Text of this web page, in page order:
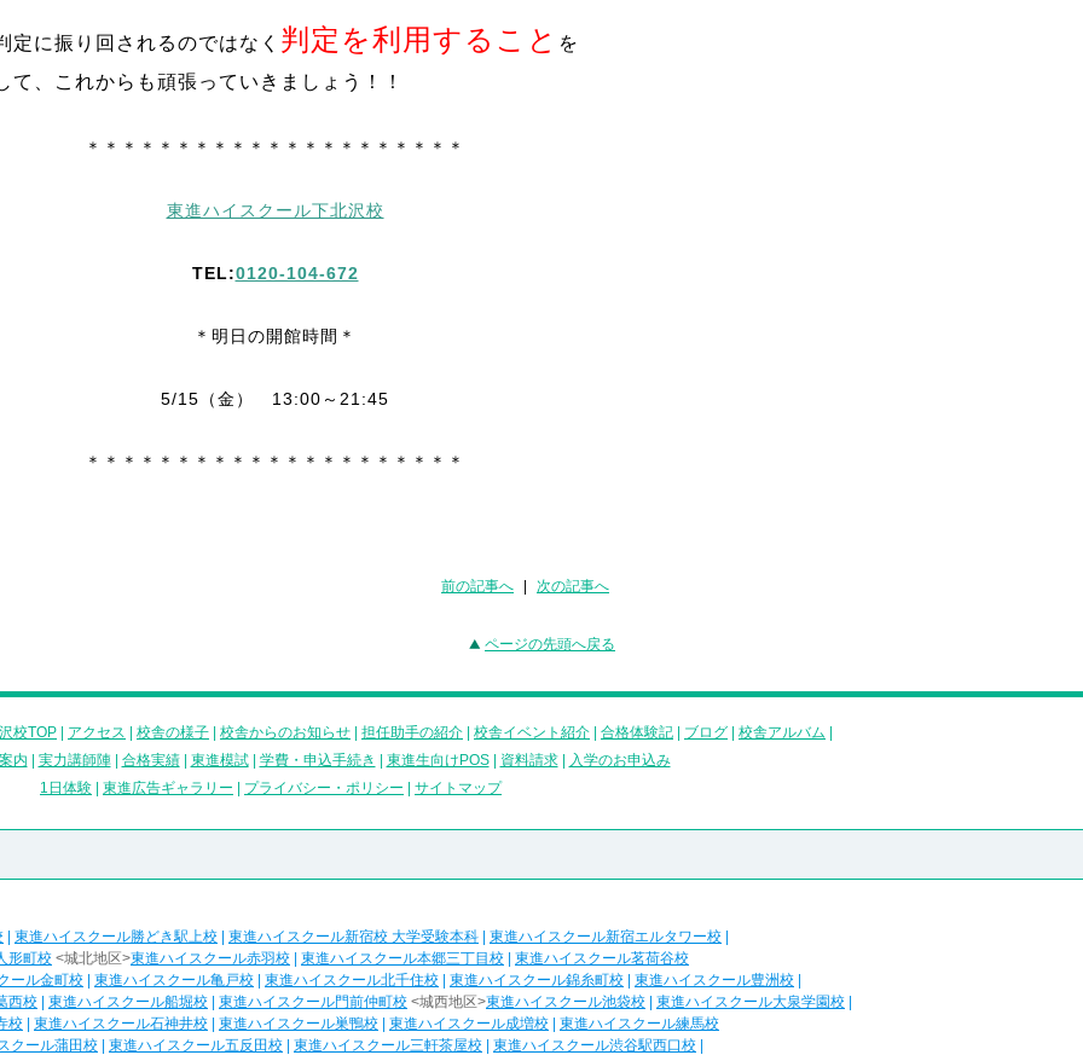
定に振り回されるのではなく 判定を利用すること を
て、これからも頑張っていきましょう！！
＊＊＊＊＊＊＊＊＊＊＊＊＊＊＊＊＊＊＊＊＊
東進ハイスクール下北沢校
TEL:0120-104-672
＊明日の開館時間＊
5/15（金） 13:00～21:45
＊＊＊＊＊＊＊＊＊＊＊＊＊＊＊＊＊＊＊＊＊
前の記事へ 次の記事へ
ページの先頭へ戻る
校TOP アクセス 校舎の様子 校舎からのお知らせ 担任助手の紹介 校舎イベント紹介 合格体験記 ブログ 校舎アルバム
内
実力講師陣| 合格実績| 東進模試| 学費・申込手続き 東進生向けPOS| 資料請求|
入学のお申込み
1日体験
東進広告ギャラリー プライバシー・ポリシー サイトマップ
東進ハイスクール勝どき駅上校 東進ハイスクール新宿校 大学受験本科 東進ハイスクール新宿エルタワー校
形町校 <城北地区>東進ハイスクール赤羽校 東進ハイスクール本郷三丁目校
東進ハイスクール茗荷谷校
ール金町校
東進ハイスクール亀戸校 東進ハイスクール北千住校 東進ハイスクール錦糸町校 東進ハイスクール豊洲校
西校
東進ハイスクール船堀校 東進ハイスクール門前仲町校 <城西地区>東進ハイスクール池袋校 東進ハイスクール大泉学園校
校
東進ハイスクール石神井校 東進ハイスクール巣鴨校 東進ハイスクール成増校
東進ハイスクール練馬校
クール蒲田校
東進ハイスクール五反田校 東進ハイスクール三軒茶屋校 東進ハイスクール渋谷駅西口校